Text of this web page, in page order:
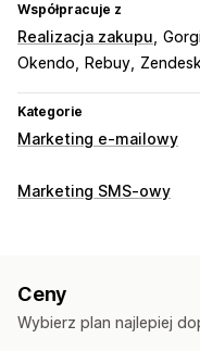
Współpracuje z
Realizacja zakupu
Okendo
Rebuy
Kategorie
Marketing e-mailowy
Rodzaje kampanii
E-maile o ponownej
Kampanie
Marketing SMS-owy
Analizy w czasie
Segmentacja
Ceny
Wybierz plan najlepiej